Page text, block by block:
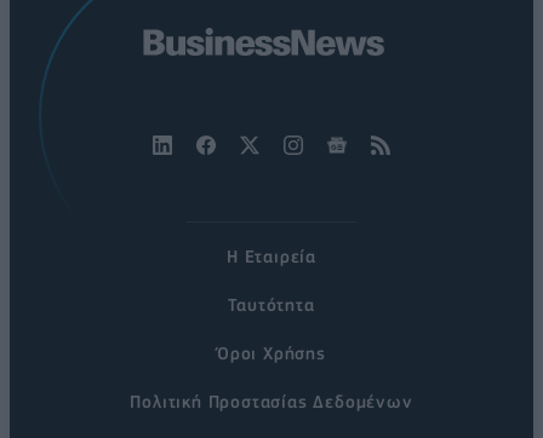
Η Εταιρεία
Ταυτότητα
Όροι Χρήσης
Πολιτική Προστασίας Δεδομένων